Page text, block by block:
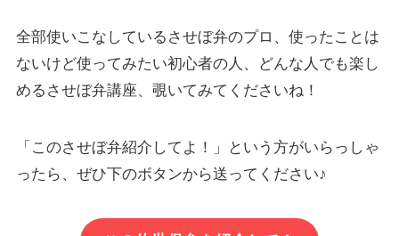
全部使いこなしているさせぼ弁のプロ、使ったことは
ないけど使ってみたい初心者の人、どんな人でも楽し
めるさせぼ弁講座、覗いてみてくださいね！
「このさせぼ弁紹介してよ！」という方がいらっしゃ
ったら、ぜひ下のボタンから送ってください♪